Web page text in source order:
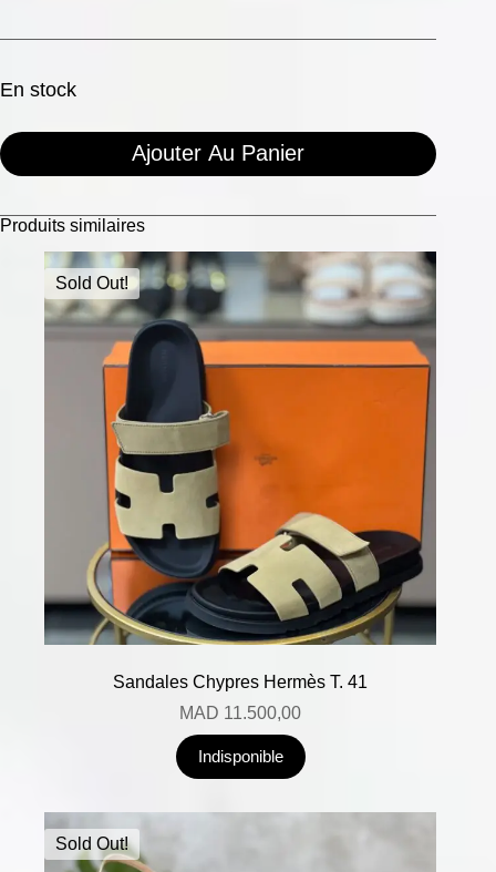
En stock
Ajouter Au Panier
Produits similaires
Sold Out!
Sandales Chypres Hermès T. 41
MAD 11.500,00
Indisponible
Sold Out!